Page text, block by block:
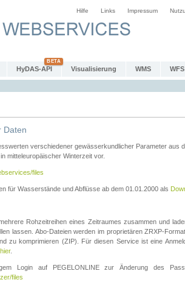
Hilfe Links Impressum
HyDAS-API Visualisierung WMS WFS
Daten
verschiedener gewässerkundlicher Parameter aus
mitteleuropäischer Winterzeit vor.
files
für Wasserstände und Abflüsse ab dem 01.01.2000 als
Rohzeitreihen eines Zeitraumes zusammen und
lassen. Abo-Dateien werden im proprietären ZRXP-
zu komprimieren (ZIP). Für diesen Service ist eine
hier.
Login auf PEGELONLINE zur Änderung des
files